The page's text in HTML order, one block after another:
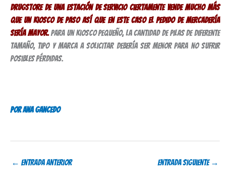
drugstore de una estación de servicio ciertamente vende mucho más
que un kiosco de paso así que en este caso el pedido de mercadería
sería mayor.Para un kiosco pequeño, la cantidad de pilas de diferente
tamaño, tipo y marca a solicitar debería ser menor para no sufrir
posibles pérdidas.
Por Ana Gancedo
← Entrada anterior Entrada siguiente →